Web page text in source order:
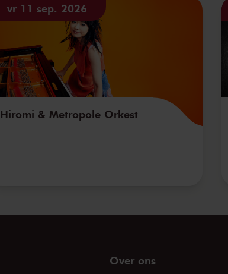
vr 11 sep. 2026
Hiromi & Metropole Orkest
Over ons